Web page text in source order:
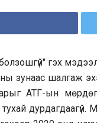
болзошгүй" гэх
оны зунаас шалгаж
АТГ-ын
дурдагдаагүй.